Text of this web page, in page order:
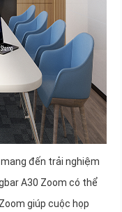
mang đến trải nghiệm
A30 Zoom có thể
giúp cuộc họp